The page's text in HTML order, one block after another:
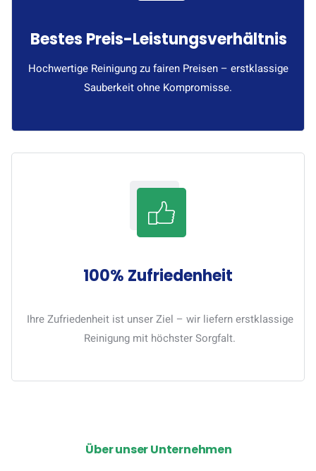
Bestes Preis-Leistungsverhältnis
Hochwertige Reinigung zu fairen Preisen – erstklassige
Sauberkeit ohne Kompromisse.
100% Zufriedenheit
Ihre Zufriedenheit ist unser Ziel – wir liefern erstklassige
Reinigung mit höchster Sorgfalt.
Über unser Unternehmen